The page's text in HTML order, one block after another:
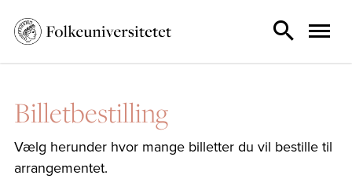
Billetbestilling
Vælg herunder hvor mange billetter du vil bestille til
arrangementet.